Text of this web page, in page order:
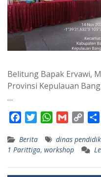
Belitung Bapak Ervawi,
Provinsi Kepulauan
…
c
e
b
i
t
t
W
a
t
s
a
i
l
p
y
L
Berita dinas
1 Parittiga, workshop